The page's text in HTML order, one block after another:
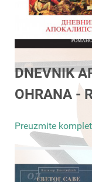
DNEVNIK
OHRANA -
Preuzmite